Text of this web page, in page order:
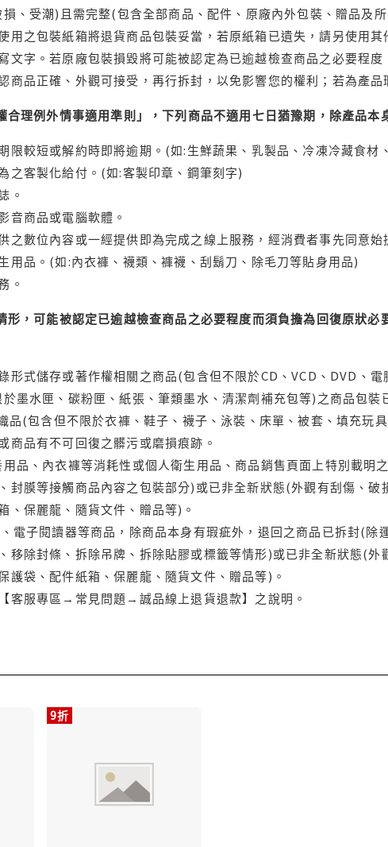
、受潮)且需完整(包含全部商品、配件、原廠內外包裝、贈品及
用之包裝紙箱將退貨商品包裝妥當，若原紙箱已遺失，請另使用
文字。若原廠包裝損毀將可能被認定為已逾越檢查商品之必要程
商品正確、外觀可接受，再行拆封，以免影響您的權利；若為產
合理例外情事適用準則」，下列商品不適用七日猶豫期，除產品本
限較短或解約時即將逾期。(如:生鮮蔬果、乳製品、冷凍冷藏食材
之客製化給付。(如:客製印章、鋼筆刻字)
。
音商品或電腦軟體。
之數位內容或一經提供即為完成之線上服務，經消費者事先同意
用品。(如:內衣褲、襪類、褲襪、刮鬍刀、除毛刀等貼身用品)
。
形，可能被認定已逾越檢查商品之必要程度而須負擔為回復原狀
形式儲存或著作權相關之商品(包含但不限於CD、VCD、DVD、
墨水匣、碳粉匣、紙張、筆類墨水、清潔劑補充包等)之商品包
品(包含但不限於衣褲、鞋子、襪子、泳裝、床單、被套、填充玩
商品有不可回復之髒污或磨損痕跡。
品、內衣褲等消耗性或個人衛生用品、商品銷售頁面上特別載明
封膜等接觸商品內容之包裝部分)或已非全新狀態(外觀有刮傷、
、保麗龍、隨貨文件、贈品等)。
電子閱讀器等商品，除商品本身有瑕疵外，退回之商品已拆封(
移除封條、拆除吊牌、拆除貼膠或標籤等情形)或已非全新狀態(
護袋、配件紙箱、保麗龍、隨貨文件、贈品等)。
客服專區→常見問題→誠品線上退貨退款】之說明。
9折